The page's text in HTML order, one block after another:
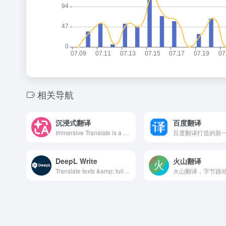
相关导航
沉浸式翻译 百度翻译
DeepL Write 火山翻译